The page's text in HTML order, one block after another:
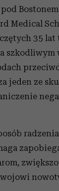
Medical
35 lat
szkodliwym
jeden ze